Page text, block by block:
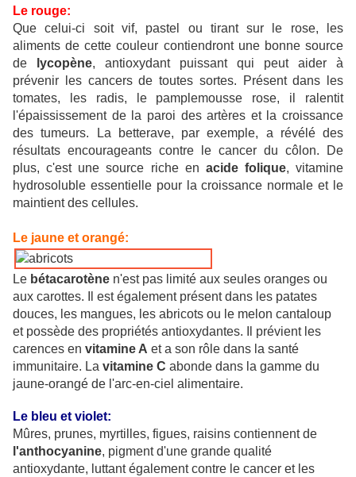
Le rouge:
Que celui-ci soit vif, pastel ou tirant sur le rose, les
aliments de cette couleur contiendront une bonne source
de
lycopène, antioxydant puissant qui peut aider à
prévenir les cancers de toutes sortes. Présent dans les
tomates, les radis, le pamplemousse rose, il ralentit
l'épaississement de la paroi des artères et la croissance
des tumeurs. La betterave, par exemple, a révélé des
résultats encourageants contre le cancer du côlon. De
plus, c'est une source riche en acide folique, vitamine
hydrosoluble essentielle pour la croissance normale et le
maintient des cellules.
Le jaune et orangé:
Le bétacarotène n'est pas limité aux seules oranges ou
aux carottes. Il est également présent dans les patates
douces, les mangues, les abricots ou le melon cantaloup
et possède des propriétés antioxydantes. Il prévient les
carences en vitamine A et a son rôle dans la santé
immunitaire. La vitamine C abonde dans la gamme du
jaune-orangé de l'arc-en-ciel alimentaire.
Le bleu et violet:
Mûres, prunes, myrtilles, figues, raisins contiennent de
l'anthocyanine, pigment d'une grande qualité
antioxydante, luttant également contre le cancer et les